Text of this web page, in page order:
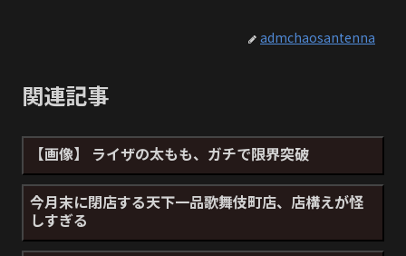
admchaosantenna
関連記事
【画像】 ライザの太もも、ガチで限界突破
今月末に閉店する天下一品歌舞伎町店、店構えが怪
しすぎる